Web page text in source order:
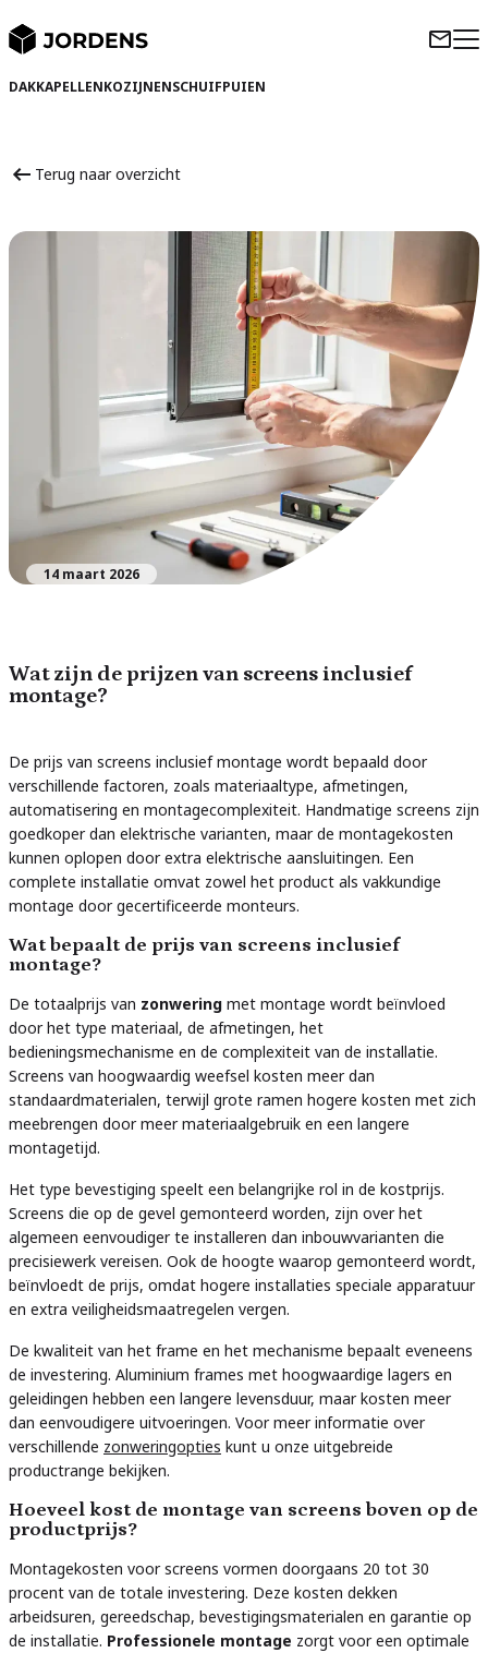
DAKKAPELLENKOZIJNENSCHUIFPUIEN
Terug naar overzicht
14 maart 2026
Wat zijn de prijzen van screens inclusief
montage?
De prijs van screens inclusief montage wordt bepaald door
verschillende factoren, zoals materiaaltype, afmetingen,
automatisering en montagecomplexiteit. Handmatige screens zijn
goedkoper dan elektrische varianten, maar de montagekosten
kunnen oplopen door extra elektrische aansluitingen. Een
complete installatie omvat zowel het product als vakkundige
montage door gecertificeerde monteurs.
Wat bepaalt de prijs van screens inclusief
montage?
De totaalprijs van zonwering met montage wordt beïnvloed
door het type materiaal, de afmetingen, het
bedieningsmechanisme en de complexiteit van de installatie.
Screens van hoogwaardig weefsel kosten meer dan
standaardmaterialen, terwijl grote ramen hogere kosten met zich
meebrengen door meer materiaalgebruik en een langere
montagetijd.
Het type bevestiging speelt een belangrijke rol in de kostprijs.
Screens die op de gevel gemonteerd worden, zijn over het
algemeen eenvoudiger te installeren dan inbouwvarianten die
precisiewerk vereisen. Ook de hoogte waarop gemonteerd wordt,
beïnvloedt de prijs, omdat hogere installaties speciale apparatuur
en extra veiligheidsmaatregelen vergen.
De kwaliteit van het frame en het mechanisme bepaalt eveneens
de investering. Aluminium frames met hoogwaardige lagers en
geleidingen hebben een langere levensduur, maar kosten meer
dan eenvoudigere uitvoeringen. Voor meer informatie over
verschillende zonweringopties kunt u onze uitgebreide
productrange bekijken.
Hoeveel kost de montage van screens boven op de
productprijs?
Montagekosten voor screens vormen doorgaans 20 tot 30
procent van de totale investering. Deze kosten dekken
arbeidsuren, gereedschap, bevestigingsmaterialen en garantie op
de installatie. Professionele montage zorgt voor een optimale